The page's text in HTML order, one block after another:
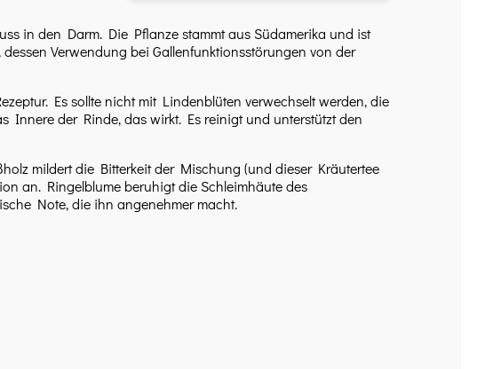
in den Darm. Die Pflanze stammt aus Südamerika und ist
Verwendung bei Gallenfunktionsstörungen von der
Es sollte nicht mit Lindenblüten verwechselt werden, die
Innere der Rinde, das wirkt. Es reinigt und unterstützt den
mildert die Bitterkeit der Mischung (und dieser Kräutertee
an. Ringelblume beruhigt die Schleimhäute des
Note, die ihn angenehmer macht.